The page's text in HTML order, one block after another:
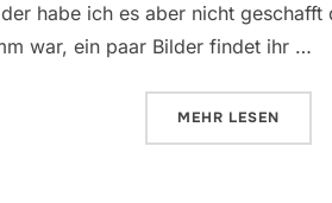
habe ich es aber nicht
war, ein paar Bilder findet ihr …
MEHR ÜBER „1
LESEN